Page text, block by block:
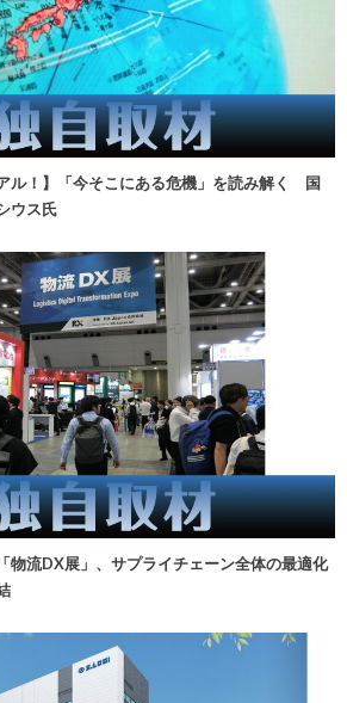
ル！】「今そこにある危機」を読み解く 国
ウス氏
物流DX展」、サプライチェーン全体の最適化